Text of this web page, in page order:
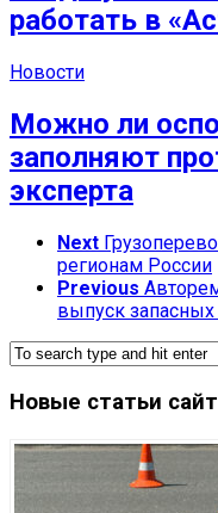
работать в
Новости
Можно ли
заполняют
эксперта
Next
регионам России
Previous
выпуск
Новые статьи